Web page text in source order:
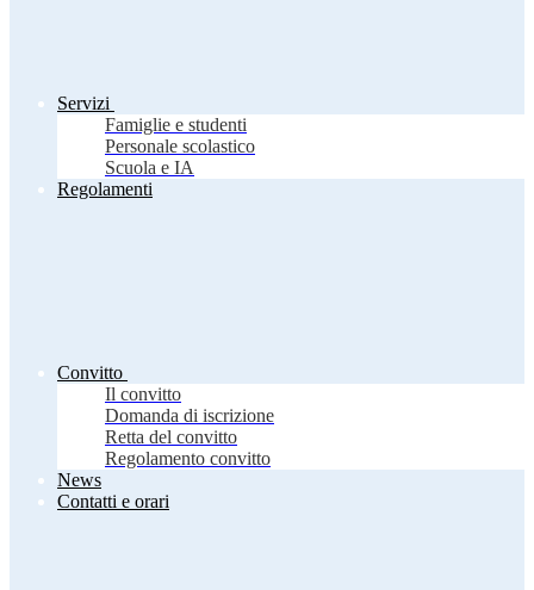
Servizi
Famiglie e studenti
Personale scolastico
Scuola e IA
Regolamenti
Convitto
Il convitto
Domanda di iscrizione
Retta del convitto
Regolamento convitto
News
Contatti e orari